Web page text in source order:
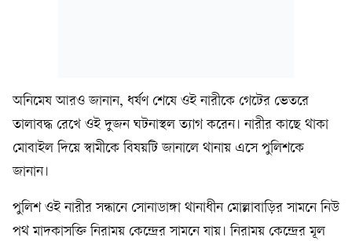
অনিমেষ আরও জানান, ধর্ষণ শেষে ওই নারীকে গেটের ভেতরে
তালাবদ্ধ রেখে ওই দুজন ঘটনাস্থল ত্যাগ করেন। নারীর কাছে থাকা
মোবাইল দিয়ে স্বামীকে বিষয়টি জানালে থানায় এসে পুলিশকে
জানান।
পুলিশ ওই নারীর সন্ধানে সোনাডাঙ্গা থানাধীন মোল্লাবাড়ির সামনে নিউ
পথ মাদকাসক্তি নিরাময় কেন্দ্রের সামনে যায়। নিরাময় কেন্দ্রের মূল